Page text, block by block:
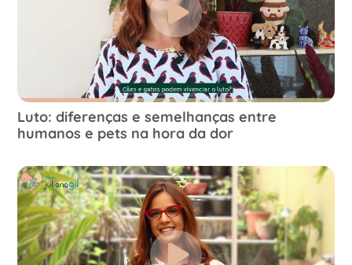
Luto: diferenças e semelhanças entre
humanos e pets na hora da dor